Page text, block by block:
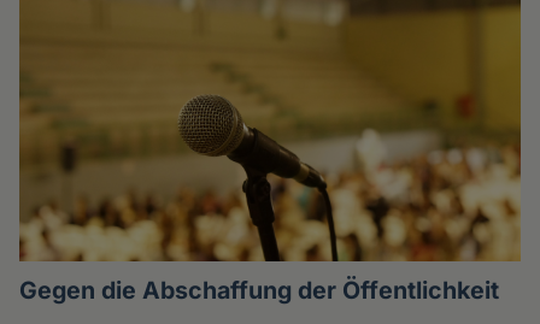
Gegen die Abschaffung der Öffentlichkeit